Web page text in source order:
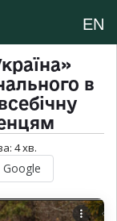
EN
в
4хв.
Google